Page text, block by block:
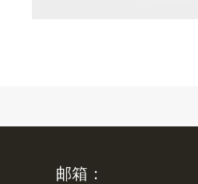
邮箱：